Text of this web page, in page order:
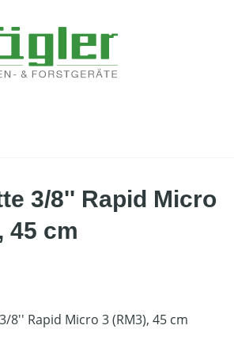
3/8'' Rapid Micro
45 cm